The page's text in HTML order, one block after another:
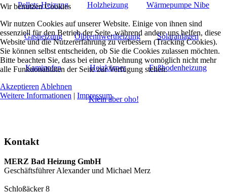
Pellets-Heizung Holzheizung Wärmepumpe Nibe
Gasheizung Ölbrennwertheizung Solaranlagen
Kaminofen Heizkörper Fußbodenheizung
Klein aber oho!
Kontakt
MERZ Bad Heizung GmbH
Geschäftsführer Alexander und Michael Merz
Schloßäcker 8
Wir benutzen Cookies
Wir nutzen Cookies auf unserer Website. Einige von ihnen sind
essenziell für den Betrieb der Seite, während andere uns helfen, diese
Website und die Nutzererfahrung zu verbessern (Tracking Cookies).
Sie können selbst entscheiden, ob Sie die Cookies zulassen möchten.
Bitte beachten Sie, dass bei einer Ablehnung womöglich nicht mehr
alle Funktionalitäten der Seite zur Verfügung stehen.
Akzeptieren Ablehnen
Weitere Informationen | Impressum